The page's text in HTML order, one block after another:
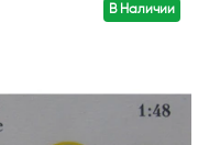
В Наличии